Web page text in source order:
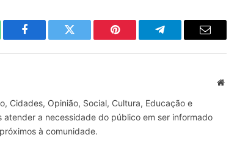
Facebook Twitter Pinterest TelegramaE-
Site
Cidades, Opinião, Social, Cultura, Educação e
atender a necessidade do público em ser informado
à comunidade.